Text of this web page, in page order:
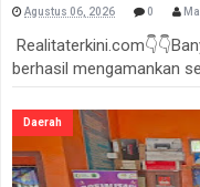
Agustus 06, 2026 0
berhasil mengamankan
Daerah